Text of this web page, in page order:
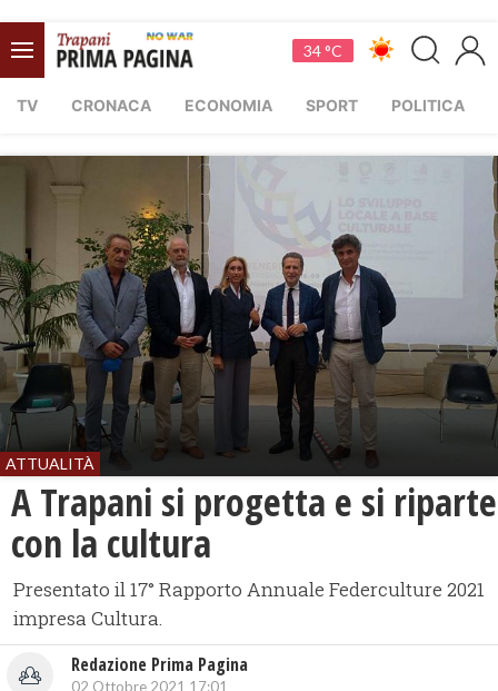
34 °C
TV CRONACA ECONOMIA SPORT POLITICA
ATTUALITÀ
A Trapani si progetta e si riparte
con la cultura
Presentato il 17° Rapporto Annuale Federculture 2021
impresa Cultura.
Redazione Prima Pagina
02 Ottobre 2021 17:01